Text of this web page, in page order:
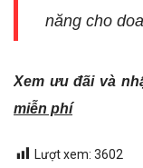
năng cho
Xem ưu đãi và
miễn phí
Lượt xem: 3602